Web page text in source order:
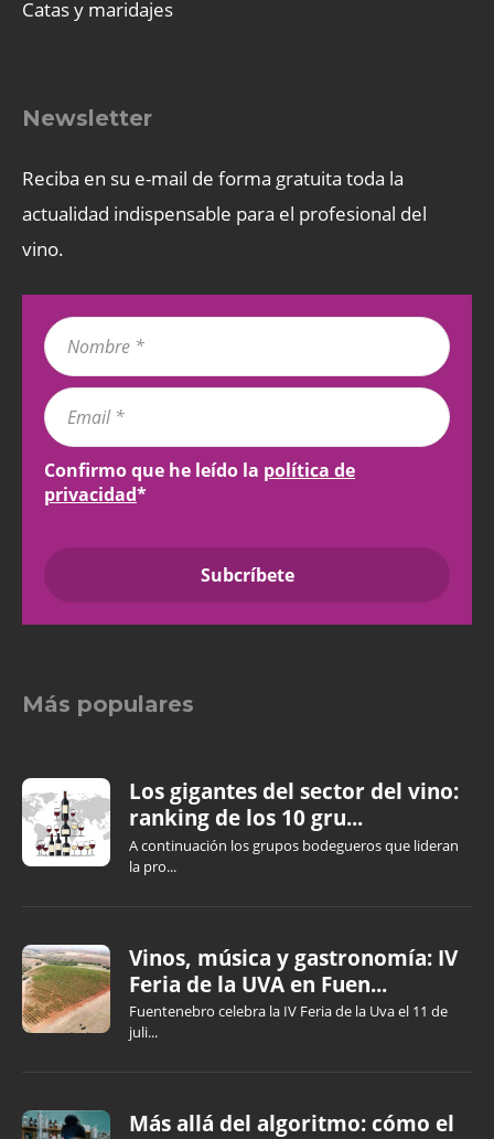
Catas y maridajes
Newsletter
Reciba en su e-mail de forma gratuita toda la
actualidad indispensable para el profesional del
vino.
Confirmo que he leído la política de
privacidad*
Más populares
Los gigantes del sector del vino:
ranking de los 10 gru...
A continuación los grupos bodegueros que lideran
la pro...
Vinos, música y gastronomía: IV
Feria de la UVA en Fuen...
Fuentenebro celebra la IV Feria de la Uva el 11 de
juli...
Más allá del algoritmo: cómo el